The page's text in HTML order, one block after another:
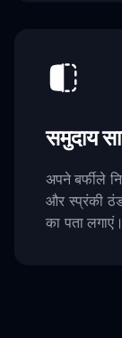
समुदाय
अपने बर्फीले
और स्प्रंकी
का पता लगाएं।